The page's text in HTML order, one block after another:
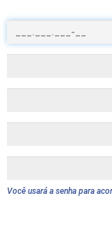
Você usará a senha para